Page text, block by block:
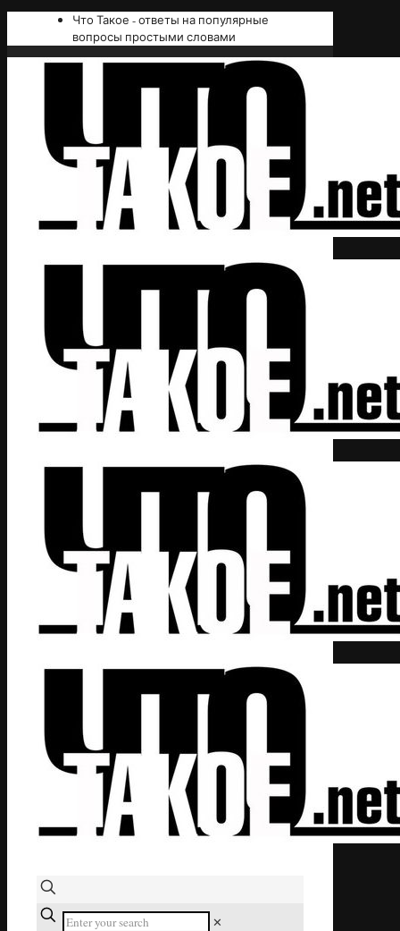
Что Такое - ответы на популярные
вопросы простыми словами
✕